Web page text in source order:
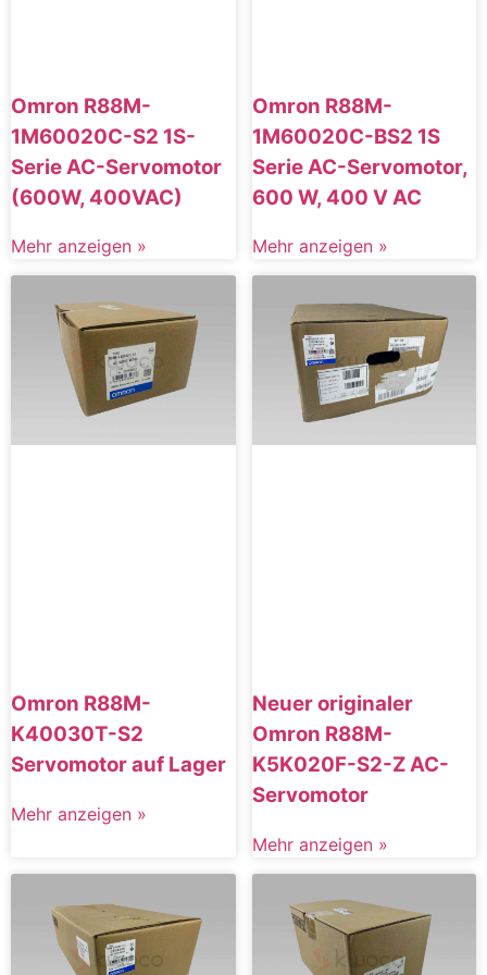
Omron R88M-
1M60020C-S2 1S-
Serie AC-Servomotor
(600W, 400VAC)
Mehr anzeigen »
Omron R88M-
1M60020C-BS2 1S
Serie AC-Servomotor,
600 W, 400 V AC
Mehr anzeigen »
Omron R88M-
K40030T-S2
Servomotor auf Lager
Mehr anzeigen »
Neuer originaler
Omron R88M-
K5K020F-S2-Z AC-
Servomotor
Mehr anzeigen »